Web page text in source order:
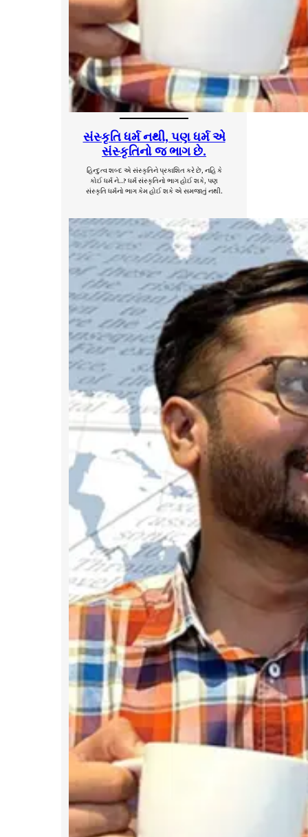
સંસ્કૃતિ ધર્મ નથી, પણ ધર્મ એ
સંસ્કૃતિનો જ ભાગ છે.
હિન્દુત્વ શબ્દ એ સંસ્કૃતિને પ્રકાશિત કરે છે, નહિ કે
કોઈ ધર્મ ને..? ધર્મ સંસ્કૃતિનો ભાગ હોઈ શકે, પણ
સંસ્કૃતિ ધર્મનો ભાગ કેમ હોઈ શકે એ સમજાતું નથી.